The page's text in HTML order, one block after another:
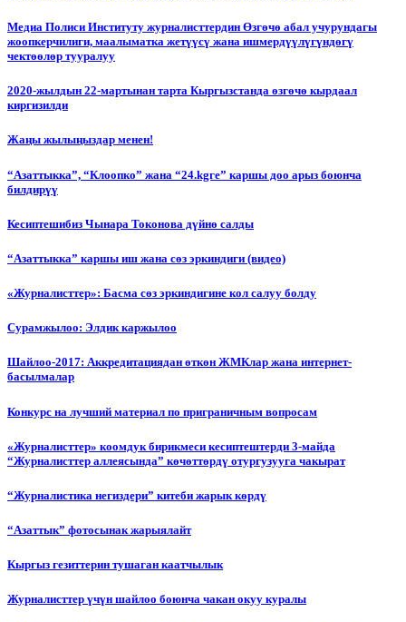
Медиа Полиси Институту журналисттердин Өзгөчө абал учурундагы
жоопкерчилиги, маалыматка жетүүсү жана ишмердүүлүгүндөгү
чектөөлөр тууралуу
2020-жылдын 22-мартынан тарта Кыргызстанда өзгөчө кырдаал
киргизилди
Жаңы жылыңыздар менен!
“Азаттыкка”, “Клоопко” жана “24.kgге” каршы доо арыз боюнча
билдирүү
Кесиптешибиз Чынара Токонова дүйнө салды
“Азаттыкка” каршы иш жана сөз эркиндиги (видео)
«Журналисттер»: Басма сөз эркиндигине кол салуу болду
Сурамжылоо: Элдик каржылоо
Шайлоо-2017: Аккредитациядан өткөн ЖМКлар жана интернет-
басылмалар
Конкурс на лучший материал по приграничным вопросам
«Журналисттер» коомдук бирикмеси кесиптештерди 3-майда
“Журналисттер аллеясында” көчөттөрдү отургузууга чакырат
“Журналистика негиздери” китеби жарык көрдү
“Азаттык” фотосынак жарыялайт
Кыргыз гезиттерин тушаган каатчылык
Журналисттер үчүн шайлоо боюнча чакан окуу куралы